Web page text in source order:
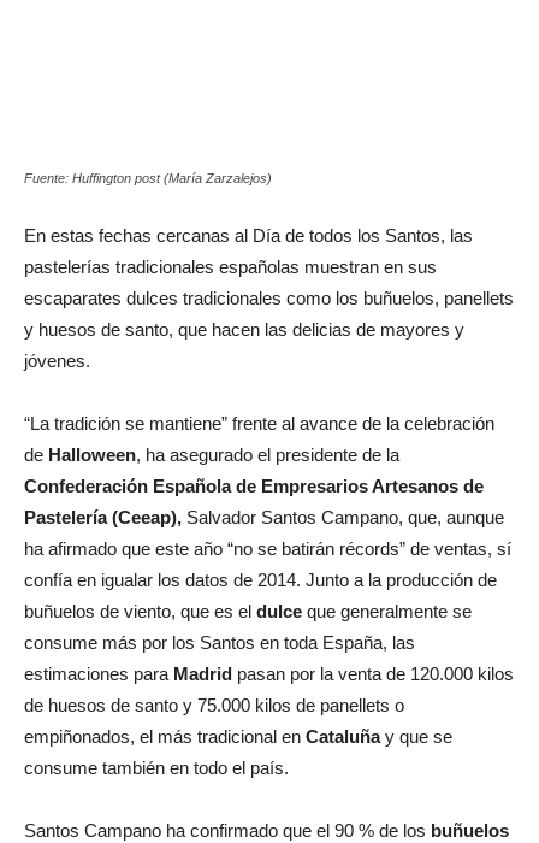
Fuente: Huffington post (María Zarzalejos)
En estas fechas cercanas al Día de todos los Santos, las
pastelerías tradicionales españolas muestran en sus
escaparates dulces tradicionales como los buñuelos, panellets
y huesos de santo, que hacen las delicias de mayores y
jóvenes.
“La tradición se mantiene” frente al avance de la celebración
de Halloween, ha asegurado el presidente de la
Confederación Española de Empresarios Artesanos de
Pastelería (Ceeap), Salvador Santos Campano, que, aunque
ha afirmado que este año “no se batirán récords” de ventas, sí
confía en igualar los datos de 2014. Junto a la producción de
buñuelos de viento, que es el dulce que generalmente se
consume más por los Santos en toda España, las
estimaciones para Madrid pasan por la venta de 120.000 kilos
de huesos de santo y 75.000 kilos de panellets o
empiñonados, el más tradicional en Cataluñay que se
consume también en todo el país.
Santos Campano ha confirmado que el 90 % de los buñuelos